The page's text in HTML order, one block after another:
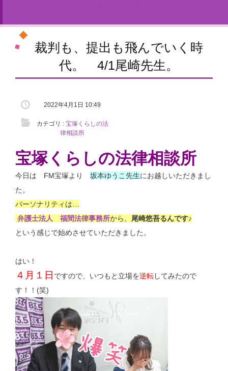
裁判も、提出も飛んでいく時
代。 4/1尾崎先生。
2022年4月1日 10:49
カテゴリ : 宝塚くらしの法
律相談所
宝塚くらしの法律相談所
今日は FM宝塚より 坂本ゆうこ先生にお越しいただきまし
た。
パーソナリティは…
弁護士法人
福間法律事務所から、 尾崎悠吾るんです♪
という感じで始めさせていただきました。
はい！
４月１日 ですので、いつもと立場を逆転してみたので
す！！(笑)